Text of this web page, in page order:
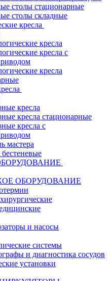
столы стационарные
столы складные
кресла
кресла
кресла с
кресла
кресла
кресла стационарные
кресла с
мастера
ОБОРУДОВАНИЕ
и насосы
системы
и диагностика сосудов
установки